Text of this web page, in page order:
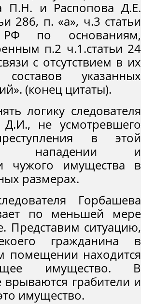
П.Н. и Распопова Д.Е.
286, п. «а», ч.3 статьи
по основаниям,
п.2 ч.1.статьи 24
с отсутствием в их
составов указанных
(конец цитаты).
логику следователя
Д.И., не усмотревшего
в этой
нападении и
чужого имущества в
размерах.
Горбашева
по меньшей мере
Представим ситуацию,
гражданина в
помещении находится
имущество. В
грабители и
имущество.